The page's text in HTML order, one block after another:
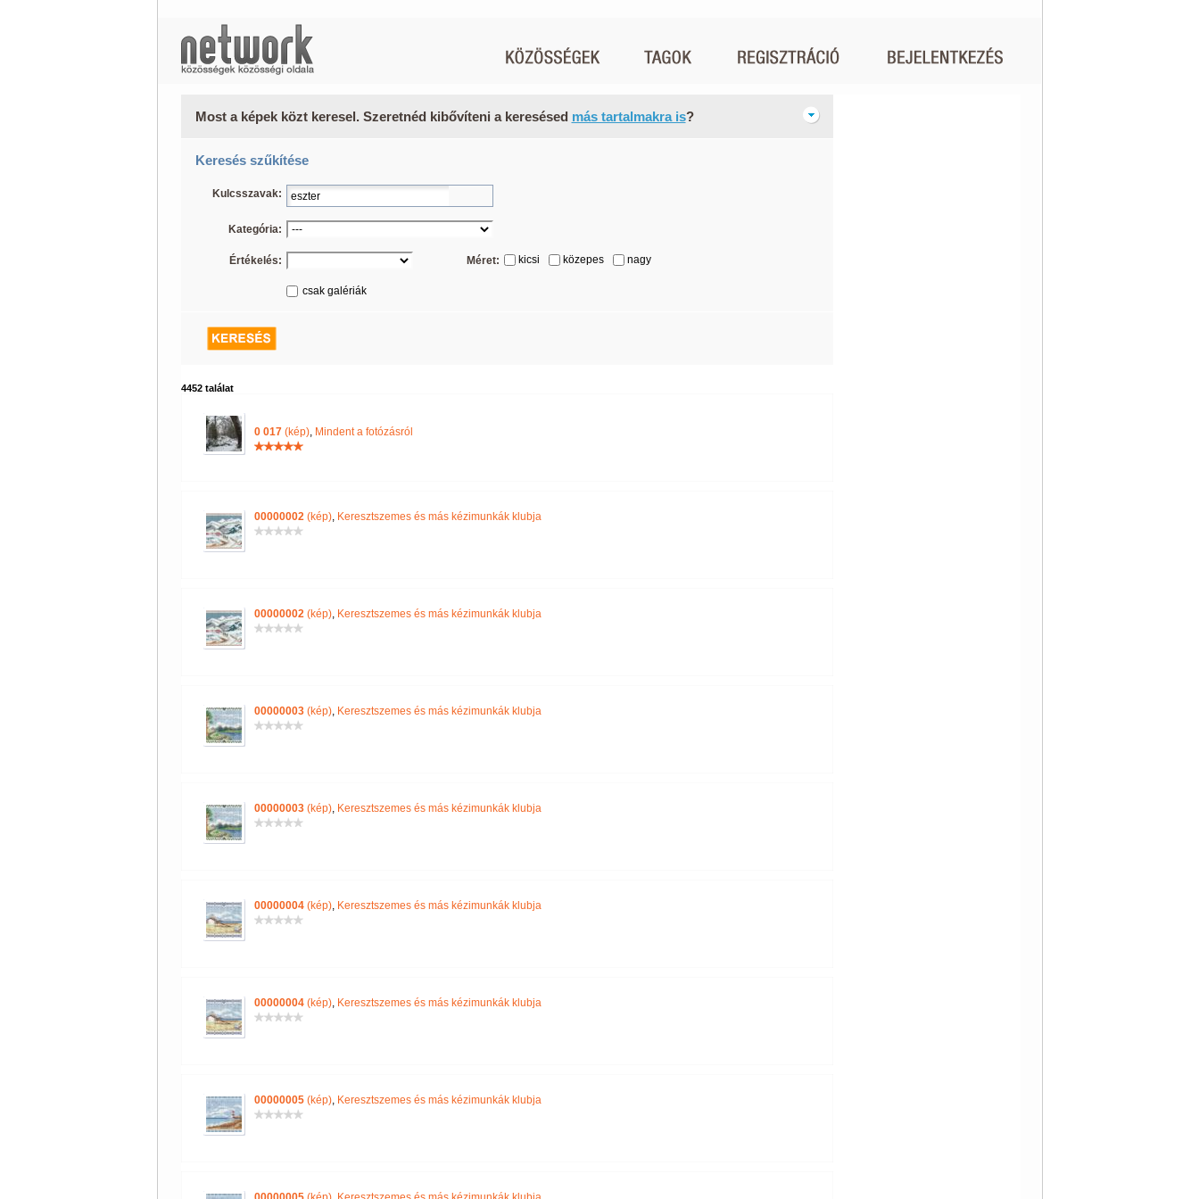
Most a képek közt keresel. Szeretnéd kibővíteni a keresésed más tartalmakra is?
Keresés szűkítése
Kulcsszavak:
Kategória:
Értékelés: Méret: kicsi közepes nagy
csak galériák
4452 találat
0 017(kép), Mindent a fotózásról
00000002(kép), Keresztszemes és más kézimunkák klubja
00000002(kép), Keresztszemes és más kézimunkák klubja
00000003(kép), Keresztszemes és más kézimunkák klubja
00000003(kép), Keresztszemes és más kézimunkák klubja
00000004(kép), Keresztszemes és más kézimunkák klubja
00000004(kép), Keresztszemes és más kézimunkák klubja
00000005(kép), Keresztszemes és más kézimunkák klubja